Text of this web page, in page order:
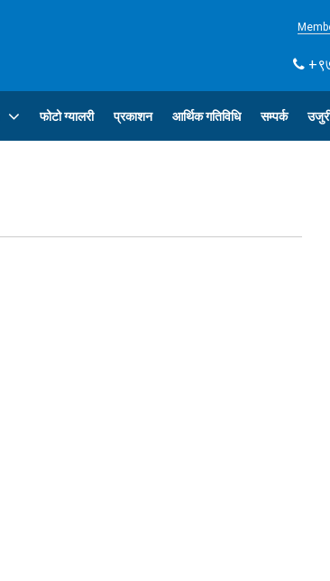
फोटो ग्यालरी प्रकाशन आर्थिक गतिविधि सम्पर्क